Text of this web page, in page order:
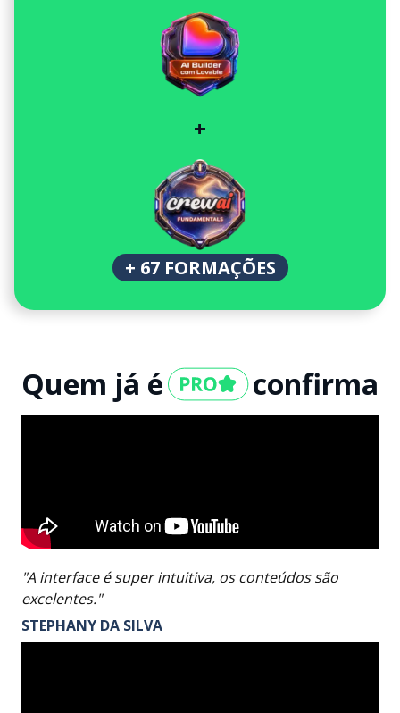
+
+ 67 FORMAÇÕES
Quem já é confirma
"A interface é super intuitiva, os conteúdos são
excelentes."
STEPHANY DA SILVA